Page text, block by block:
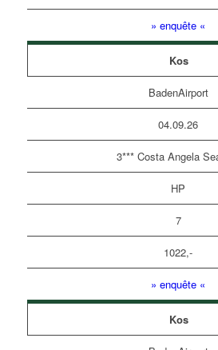
» enquête «
Kos
BadenAirport
04.09.26
3*** Costa Angela
HP
7
1022,-
» enquête «
Kos